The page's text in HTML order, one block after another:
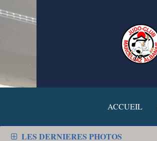
ACCUEIL
LES DERNIERES PHOTOS